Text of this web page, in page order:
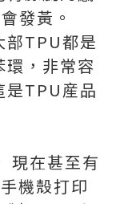
發黃。
部TPU都是
，非常容
是TPU産品
現在甚至有
機殼打印